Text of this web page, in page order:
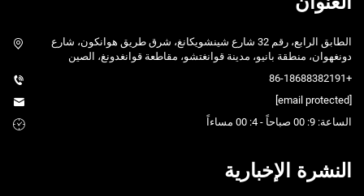
الطابق الرابع، رقم 32 شارع شينشويكانغ، شرق طريق هوانكون، شارع
دونغهوان، منطقة بانيو، مدينة قوانغتشو، مقاطعة قوانغدونغ، الصين
+86-18688382191
الساعة: 9: 00 صباحاً - 4: 00 مساءاً
النشرة الإخبارية